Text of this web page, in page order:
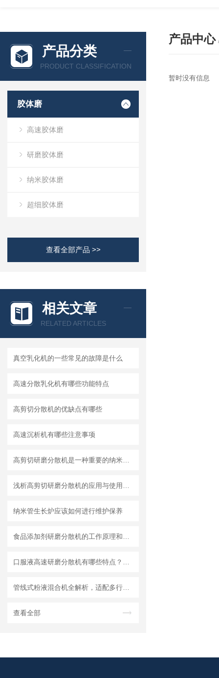
产品分类
PRODUCT CLASSIFICATION
胶体磨
高速胶体磨
研磨胶体磨
纳米胶体磨
超细胶体磨
查看全部产品 >>
相关文章
RELATED ARTICLES
真空乳化机的一些常见的故障是什么
高速分散乳化机有哪些功能特点
高剪切分散机的优缺点有哪些
高速沉析机有哪些注意事项
纳米管生长炉应该如何进行维护保养
查看全部
产品中心
暂时没有信息